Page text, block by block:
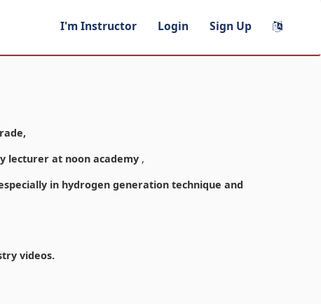
I'm Instructor Login Sign Up
lecturer at noon academy ,
in hydrogen generation technique and
videos.